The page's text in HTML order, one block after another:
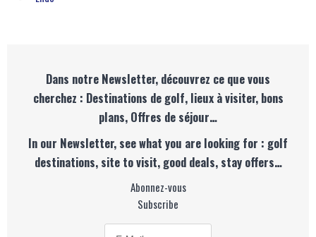
Dans notre Newsletter, découvrez ce que vous
cherchez : Destinations de golf, lieux à visiter, bons
plans, Offres de séjour…
In our Newsletter, see what you are looking for : golf
destinations, site to visit, good deals, stay offers…
Abonnez-vous
Subscribe